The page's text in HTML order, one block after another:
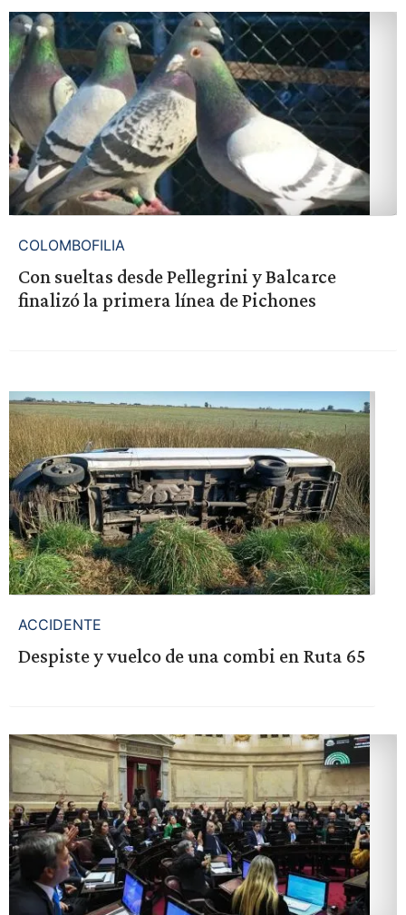
COLOMBOFILIA
Con sueltas desde Pellegrini y Balcarce
finalizó la primera línea de Pichones
ACCIDENTE
Despiste y vuelco de una combi en Ruta 65